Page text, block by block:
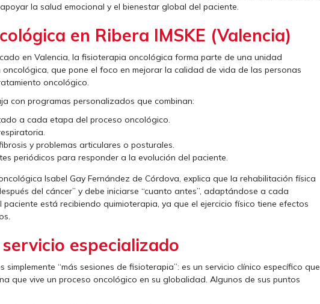
la salud emocional y el bienestar global del paciente.
en Ribera IMSKE (Valencia)
en Valencia, la fisioterapia oncológica forma parte de una unidad
que pone el foco en mejorar la calidad de vida de las personas
oncológico.
con programas personalizados que combinan:
a cada etapa del proceso oncológico.
y problemas articulares o posturales.
periódicos para responder a la evolución del paciente.
Isabel Gay Fernández de Córdova, explica que la rehabilitación física
del cáncer” y debe iniciarse “cuanto antes”, adaptándose a cada
paciente está recibiendo quimioterapia, ya que el ejercicio físico tiene efectos
especializado
“más sesiones de fisioterapia”: es un servicio clínico específico que
que vive un proceso oncológico en su globalidad. Algunos de sus puntos